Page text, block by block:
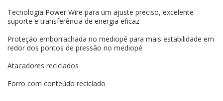
Tecnologia Power Wire para um ajuste preciso, excelente
suporte e transferência de energia eficaz
Proteção emborrachada no mediopé para mais estabilidade em
redor dos pontos de pressão no mediopé
Atacadores reciclados
Forro com conteúdo reciclado